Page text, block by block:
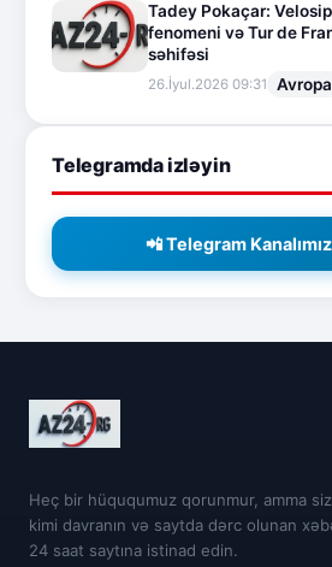
Tadey Pokaçar:
fenomeni və Tur de
səhifəsi
26.İyul.2026 09:31 Avropa
Telegramda izləyin
📲 Telegram
Heç bir hüququmuz qorunmur, amma
kimi davranın və saytda dərc olunan
24 saat saytına istinad edin.